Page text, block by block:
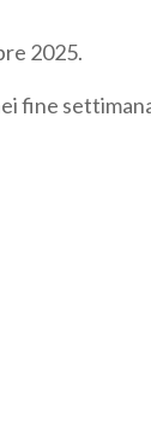
2025.
fine